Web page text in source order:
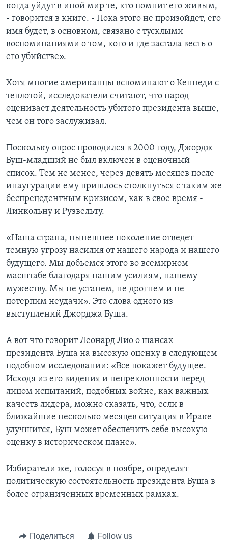
когда уйдут в иной мир те, кто помнит его живым,
- говорится в книге. - Пока этого не произойдет, его
имя будет, в основном, связано с тусклыми
воспоминаниями о том, кого и где застала весть о
его убийстве».
Хотя многие американцы вспоминают о Кеннеди с
теплотой, исследователи считают, что народ
оценивает деятельность убитого президента выше,
чем он того заслуживал.
Поскольку опрос проводился в 2000 году, Джордж
Буш-младший не был включен в оценочный
список. Тем не менее, через девять месяцев после
инаугурации ему пришлось столкнуться с таким же
беспрецедентным кризисом, как в свое время -
Линкольну и Рузвельту.
«Наша страна, нынешнее поколение отведет
темную угрозу насилия от нашего народа и нашего
будущего. Мы добьемся этого во всемирном
масштабе благодаря нашим усилиям, нашему
мужеству. Мы не устанем, не дрогнем и не
потерпим неудачи». Это слова одного из
выступлений Джорджа Буша.
А вот что говорит Леонард Лио о шансах
президента Буша на высокую оценку в следующем
подобном исследовании: «Все покажет будущее.
Исходя из его видения и непреклонности перед
лицом испытаний, подобных войне, как важных
качеств лидера, можно сказать, что, если в
ближайшие несколько месяцев ситуация в Ираке
улучшится, Буш может обеспечить себе высокую
оценку в историческом плане».
Избиратели же, голосуя в ноябре, определят
политическую состоятельность президента Буша в
более ограниченных временных рамках.
Поделиться Follow us